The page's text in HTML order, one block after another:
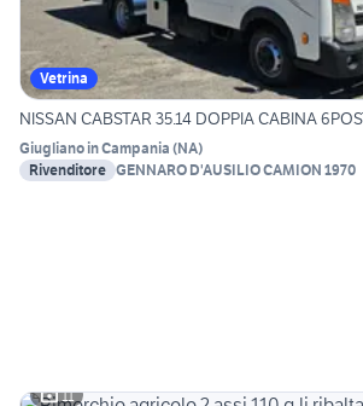
Vetrina
NISSAN CABSTAR 35.14 DOPPIA CABINA
Giugliano in Campania (NA)
Rivenditore GENNARO D'AUSILIO CAMION 1970
11